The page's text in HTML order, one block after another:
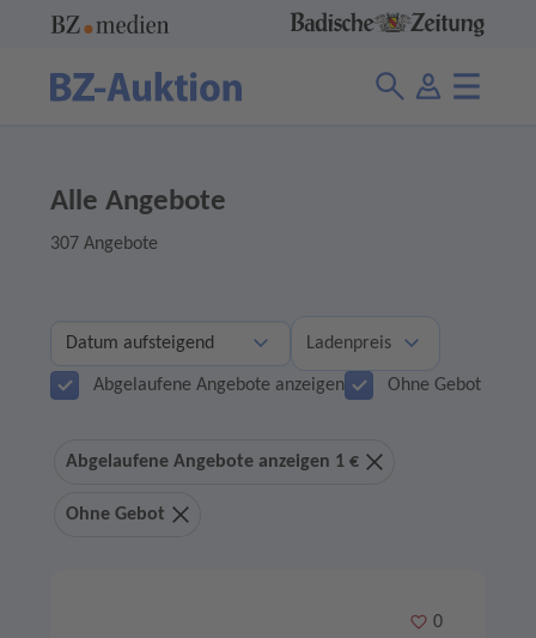
Alle Angebote
307 Angebote
Ladenpreis
Abgelaufene Angebote anzeigen Ohne Gebot
Abgelaufene Angebote anzeigen 1 €
Ohne Gebot
Merken
0